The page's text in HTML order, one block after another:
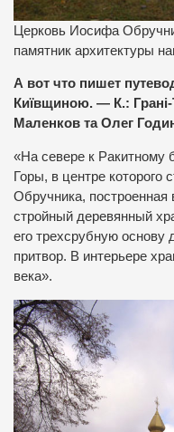
Церковь Иосифа
памятник архитектуры
А вот что пишет
Київщиною. — К.:
Маленков та Олег
«На севере к Ракитному
Горы, в центре которого
Обручника,
стройный деревянный
его трехсрубную
притвор. В интерьере
века».